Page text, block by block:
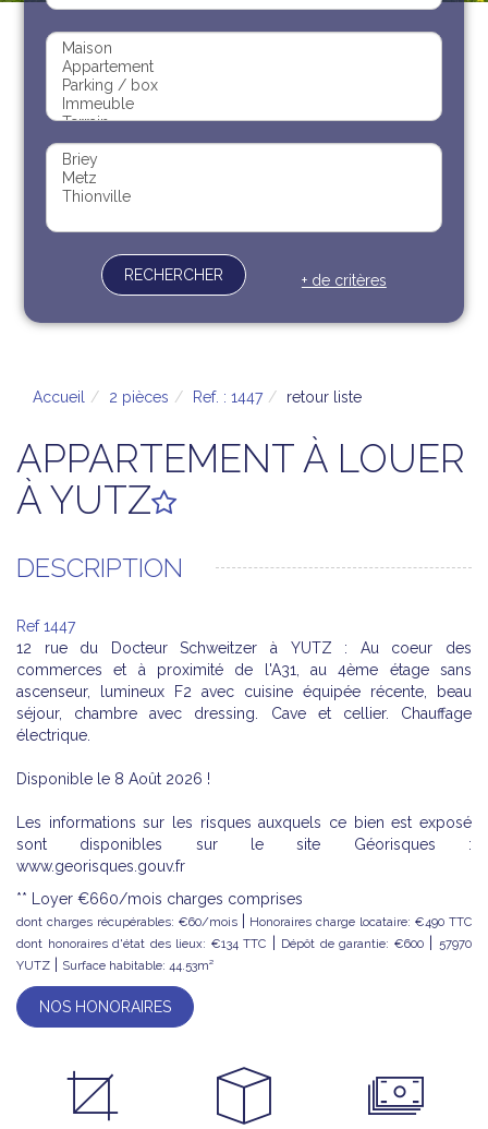
Recrutement
Contact
Documents
RECHERCHER + de critères
Accueil 2 pièces Ref. : 1447 retour liste
APPARTEMENT À LOUER
À YUTZ
DESCRIPTION
Ref 1447
12 rue du Docteur Schweitzer à YUTZ : Au coeur des
commerces et à proximité de l'A31, au 4ème étage sans
ascenseur, lumineux F2 avec cuisine équipée récente, beau
séjour, chambre avec dressing. Cave et cellier. Chauffage
électrique.
Disponible le 8 Août 2026 !
Les informations sur les risques auxquels ce bien est exposé
sont disponibles sur le site Géorisques :
www.georisques.gouv.fr
**
Loyer €660/mois charges comprises
dont charges récupérables: €60/mois
Honoraires charge locataire: €490 TTC
dont honoraires d'état des lieux: €134 TTC
Dépôt de garantie: €600|
57970
YUTZ
Surface habitable: 44.53m²
NOS HONORAIRES